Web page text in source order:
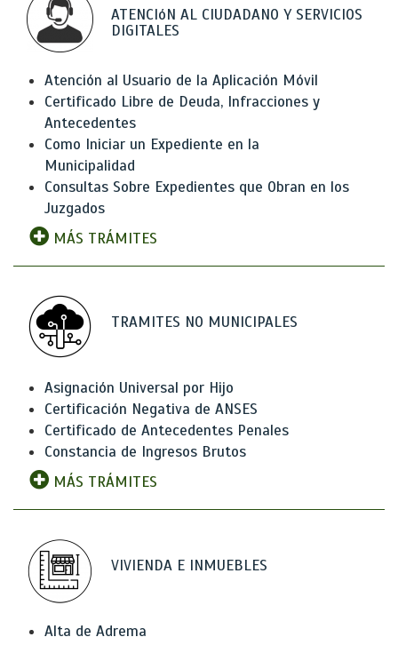
ATENCIóN AL CIUDADANO Y SERVICIOS
DIGITALES
Atención al Usuario de la Aplicación Móvil
Certificado Libre de Deuda, Infracciones y
Antecedentes
Como Iniciar un Expediente en la
Municipalidad
Consultas Sobre Expedientes que Obran en los
Juzgados
MÁS TRÁMITES
TRAMITES NO MUNICIPALES
Asignación Universal por Hijo
Certificación Negativa de ANSES
Certificado de Antecedentes Penales
Constancia de Ingresos Brutos
MÁS TRÁMITES
VIVIENDA E INMUEBLES
Alta de Adrema